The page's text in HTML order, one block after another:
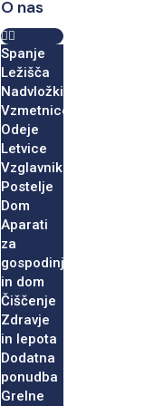
O nas
Spanje
Ležišča
Nadvložki
Vzmetnice
Odeje
Letvice
Vzglavniki
Postelje
Dom
Aparati
za
gospodinjstvo
in dom
Čiščenje
Zdravje
in lepota
Dodatna
ponudba
Grelne